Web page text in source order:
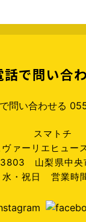
話で問い合
スマトチ
ァーリエヒュー
山梨県中
水・祝日 営業時